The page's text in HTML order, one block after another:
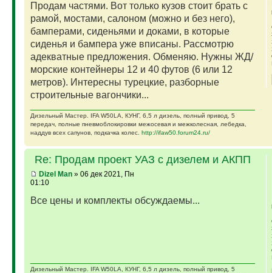
Продам частями. Вот только кузов стоит брать с
рамой, мостами, салоном (можно и без него),
бамперами, сиденьями и доками, в которые
сиденья и бампера уже вписаны. Рассмотрю
адекватные предложения. Обменяю. Нужны ЖД/
морские контейнеры 12 и 40 футов (6 или 12
метров). Интересны турецкие, разборные
строительные вагончики...
Дизельный Мастер. IFA W50LA, КУНГ, 6,5 л дизель, полный привод, 5
передач, полные пневмоблокировки межосевая и межколесная, лебедка,
наддув всех сапунов, подкачка колес. http://ifaw50.forum24.ru/
Re: Продам проект УАЗ с дизелем и АКПП
Dizel Man» 06 дек 2021, Пн
01:10
Все цены и комплекты обсуждаемы...
Дизельный Мастер. IFA W50LA, КУНГ, 6,5 л дизель, полный привод, 5